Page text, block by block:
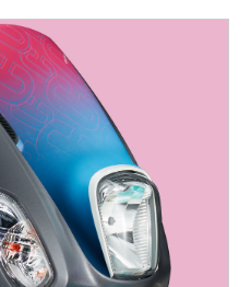
MT-
09
550+
XSR
Adventure
Limi
125
125
BW'S
125
PW50
50
瀏覽紀錄